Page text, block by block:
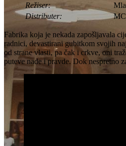
Režiser:
Distributer:
Fabrika koja je nekada zapošljavala
radnici, devastirani gubitkom svojih
od strane vlasti, pa čak i crkve, oni
puteve nade i pravde. Dok nespretno